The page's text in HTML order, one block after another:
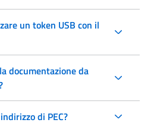
un token USB con il
documentazione da
di PEC?